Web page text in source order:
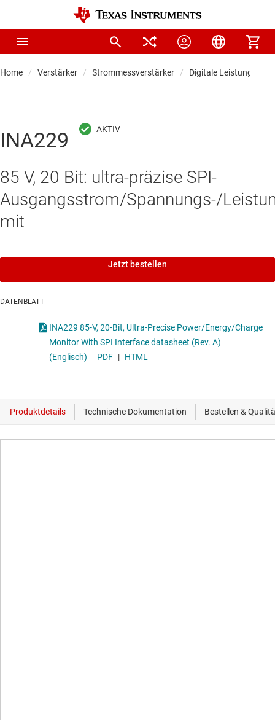
Home Verstärker Strommessverstärker Digitale
INA229
85 V, 20 Bit: ultra-präzise SPI-
Ausgangsstrom/Spannungs-/
mit
Jetzt bestellen
DATENBLATT
INA229 85-V, 20-Bit, Ultra-Precise Power/Energy/Charge
Monitor With SPI Interface datasheet (Rev. A)
(Englisch)
PDF | HTML